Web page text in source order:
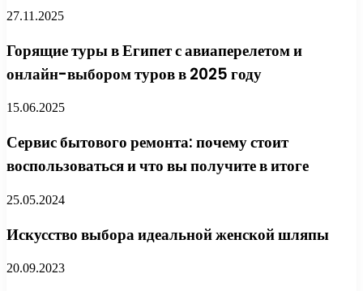
27.11.2025
Горящие туры в Египет с авиаперелетом и
онлайн-выбором туров в 2025 году
15.06.2025
Сервис бытового ремонта: почему стоит
воспользоваться и что вы получите в итоге
25.05.2024
Искусство выбора идеальной женской шляпы
20.09.2023